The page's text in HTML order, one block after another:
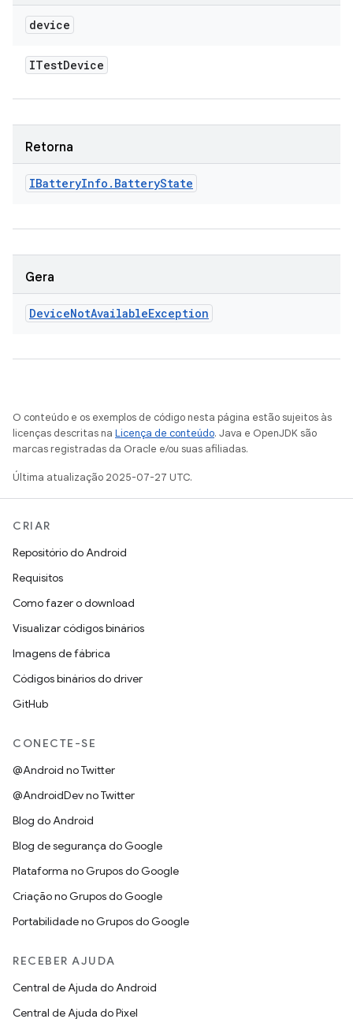
device
ITestDevice
Retorna
IBatteryInfo . BatteryState
Gera
DeviceNotAvailableException
O conteúdo e os exemplos de código nesta página estão sujeitos às
licenças descritas na Licença de conteúdo. Java e OpenJDK são
marcas registradas da Oracle e/ou suas afiliadas.
Última atualização 2025-07-27 UTC.
CRIAR
Repositório do Android
Requisitos
Como fazer o download
Visualizar códigos binários
Imagens de fábrica
Códigos binários do driver
GitHub
CONECTE-SE
@Android no Twitter
@AndroidDev no Twitter
Blog do Android
Blog de segurança do Google
Plataforma no Grupos do Google
Criação no Grupos do Google
Portabilidade no Grupos do Google
RECEBER AJUDA
Central de Ajuda do Android
Central de Ajuda do Pixel